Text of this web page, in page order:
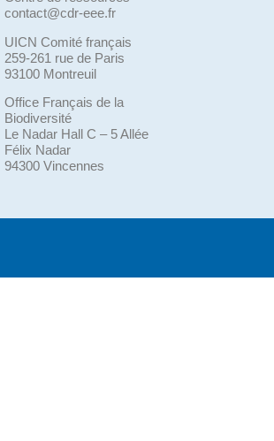
contact@cdr-eee.fr
UICN Comité français
259-261 rue de Paris
93100 Montreuil
Office Français de la
Biodiversité
Le Nadar Hall C – 5 Allée
Félix Nadar
94300 Vincennes